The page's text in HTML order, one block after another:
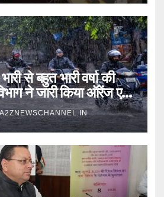
से बहुत भारी वर्षा की
ने जारी किया ऑरेंज एवं